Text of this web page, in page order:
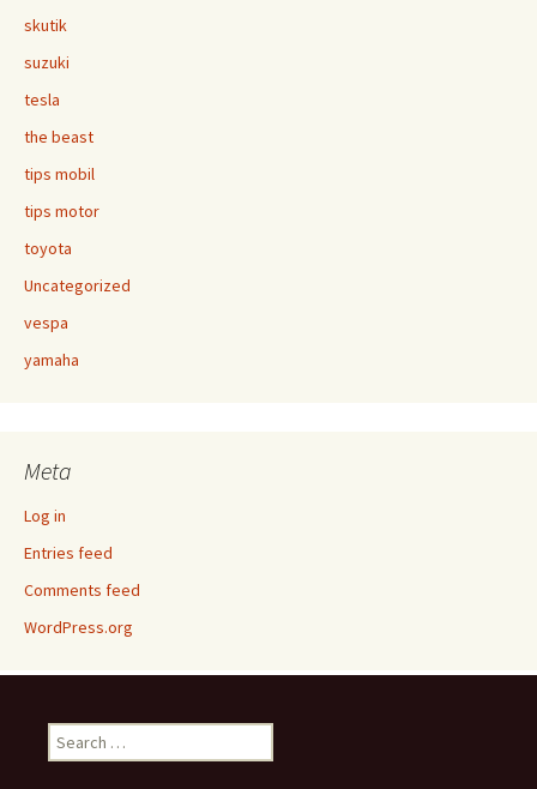
skutik
suzuki
tesla
the beast
tips mobil
tips motor
toyota
Uncategorized
vespa
yamaha
Meta
Log in
Entries feed
Comments feed
WordPress.org
Search
for: